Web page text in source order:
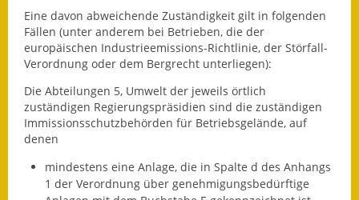
Straßenbau
Landesstraße
Umleitungsplan
Buslinie 168
Eine davon abweichende Zuständigkeit gilt in folgenden
Fällen (unter anderem bei Betrieben, die der
europäischen Industrieemissions-Richtlinie, der Störfall-
Verordnung oder dem Bergrecht unterliegen):
Die Abteilungen 5, Umwelt der jeweils örtlich
zuständigen Regierungspräsidien sind die zuständigen
Immissionsschutzbehörden für Betriebsgelände, auf
denen
mindestens eine Anlage, die in Spalte d des Anhangs
1 der Verordnung über genehmigungsbedürftige